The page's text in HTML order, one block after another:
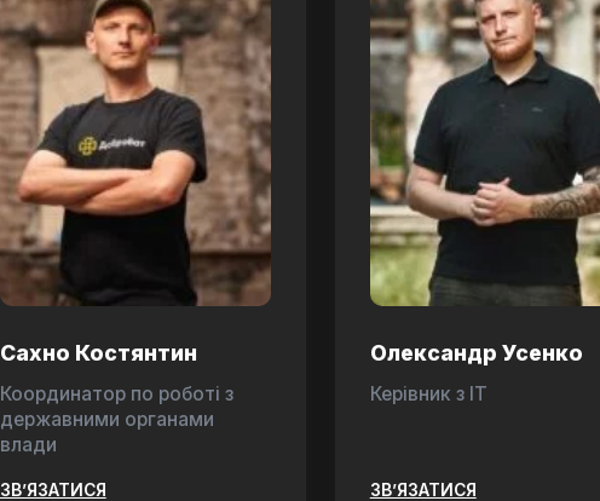
Сахно Костянтин
Координатор по роботі з
державними органами
влади
ЗВ’ЯЗАТИСЯ
Олександр Усенко
Керівник з ІТ
ЗВ’ЯЗАТИСЯ